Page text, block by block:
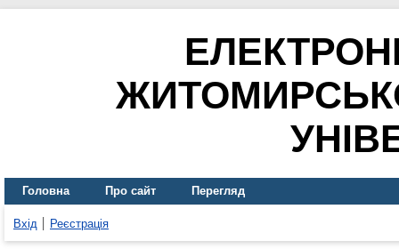
Головна Про сайт Перегляд
Вхід Реєстрація